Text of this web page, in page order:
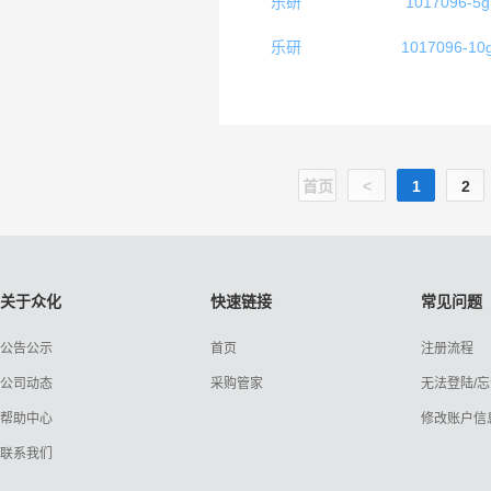
乐研 1017096-
首页 < 1 2
关于众化
公告公示
公司动态
帮助中心
联系我们
快速链接
首页
采购管家
常见问题
注册流程
无法登陆/
修改账户信